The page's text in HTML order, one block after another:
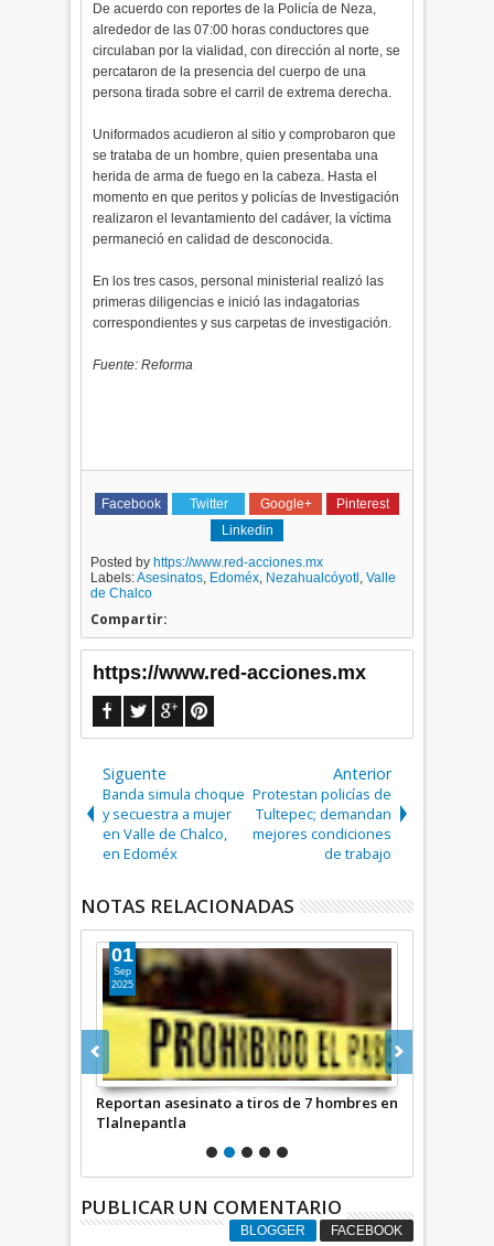
De acuerdo con reportes de la Policía de Neza,
alrededor de las 07:00 horas conductores que
circulaban por la vialidad, con dirección al norte, se
percataron de la presencia del cuerpo de una
persona tirada sobre el carril de extrema derecha.
Uniformados acudieron al sitio y comprobaron que
se trataba de un hombre, quien presentaba una
herida de arma de fuego en la cabeza. Hasta el
momento en que peritos y policías de Investigación
realizaron el levantamiento del cadáver, la víctima
permaneció en calidad de desconocida.
En los tres casos, personal ministerial realizó las
primeras diligencias e inició las indagatorias
correspondientes y sus carpetas de investigación.
Fuente: Reforma
Facebook Twitter Google+
Pinterest
Linkedin
Posted by https://www.red-acciones.mx
Labels:Asesinatos, Edoméx, Nezahualcóyotl ,Valle
de Chalco
Compartir:
https://www.red-acciones.mx
Siguente
Banda simula choque
y secuestra a mujer
en Valle de Chalco,
en Edoméx
Anterior
Protestan policías de
Tultepec; demandan
mejores condiciones
de trabajo
NOTAS RELACIONADAS
Reportan asesinato a tiros de 7 hombres en
Tlalnepantla
01
Sep
2025
PUBLICAR UN COMENTARIO
BLOGGER FACEBOOK